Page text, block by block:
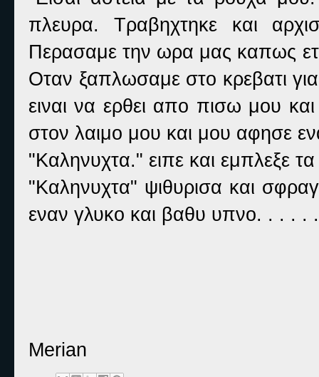
πλευρα. Τραβηχτηκε και
Περασαμε την ωρα μας καπως
Οταν ξαπλωσαμε στο κρεβατι
ειναι να ερθει απο πισω μου
στον λαιμο μου και μου αφησε
"Καληνυχτα." ειπε και εμπλεξε
"Καληνυχτα" ψιθυρισα και
εναν γλυκο και βαθυ υπνο. . . . . .
Merian